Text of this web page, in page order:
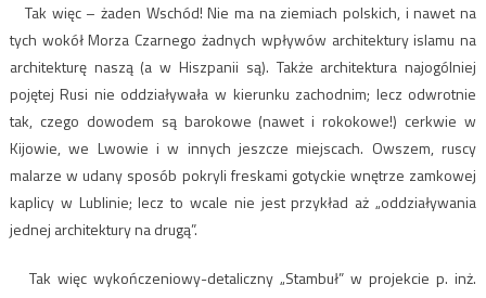
Tak więc – żaden Wschód! Nie ma na ziemiach polskich, i nawet na
tych wokół Morza Czarnego żadnych wpływów architektury islamu na
architekturę naszą (a w Hiszpanii są). Także architektura najogólniej
pojętej Rusi nie oddziaływała w kierunku zachodnim; lecz odwrotnie
tak, czego dowodem są barokowe (nawet i rokokowe!) cerkwie w
Kijowie, we Lwowie i w innych jeszcze miejscach. Owszem, ruscy
malarze w udany sposób pokryli freskami gotyckie wnętrze zamkowej
kaplicy w Lublinie; lecz to wcale nie jest przykład aż „oddziaływania
jednej architektury na drugą”.
Tak więc wykończeniowy-detaliczny „Stambuł” w projekcie p. inż.